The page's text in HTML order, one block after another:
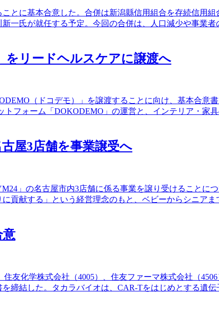
とに基本合意した。合併は新潟縣信用組合を存続信用
一氏が就任する予定。今回の合併は、人口減少や事業
をリードヘルスケアに譲渡へ
（ドコデモ）」を譲渡することに向け、基本合意
フォーム「DOKODEMO」の運営と、インテリア・家
屋3店舗を事業譲受へ
」の名古屋市内3店舗に係る事業を譲り受けることに
貢献する」という経営理念のもと、ベビーからシニア
意
友化学株式会社（4005）、住友ファーマ株式会社（
締結した。タカラバイオは、CAR-Tをはじめとする遺